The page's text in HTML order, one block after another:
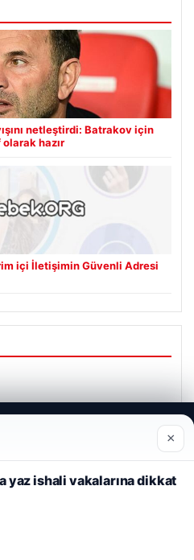
netleştirdi: Batrakov için
hazır
içi İletişimin Güvenli Adresi
geliştirmek amacıyla çerezler
×
yaz ishali vakalarına dikkat